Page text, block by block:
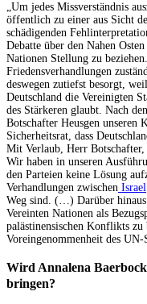
„Um jedes Missverständnis
öffentlich zu einer aus Sicht
schädigenden
Debatte über den Nahen
Nationen Stellung zu
Friedensverhandlungen
deswegen zutiefst besorgt,
Deutschland die Vereinigten
des Stärkeren glaubt. Nach
Botschafter Heusgen
Sicherheitsrat, dass
Mit Verlaub, Herr Botschafter,
Wir haben in unseren
den Parteien keine Lösung
Verhandlungen zwischen Israel
Weg sind. (…) Darüber
Vereinten Nationen als
palästinensischen Konflikts
Voreingenommenheit des UN-
Wird Annalena
bringen?